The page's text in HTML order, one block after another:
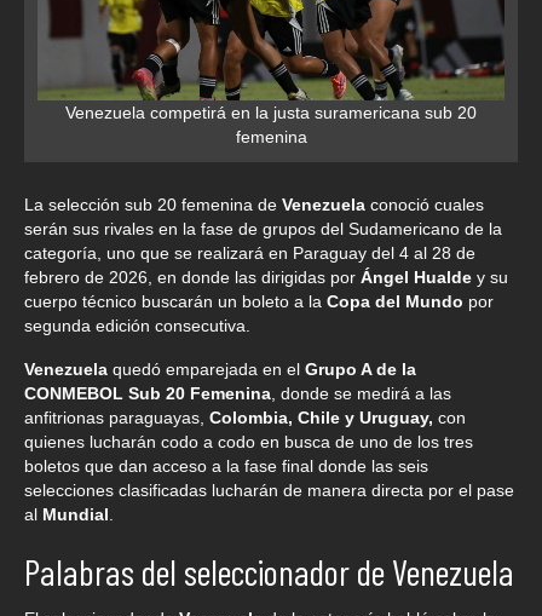
Venezuela competirá en la justa suramericana sub 20
femenina
La selección sub 20 femenina de Venezuela conoció cuales
serán sus rivales en la fase de grupos del Sudamericano de la
categoría, uno que se realizará en Paraguay del 4 al 28 de
febrero de 2026, en donde las dirigidas por Ángel Hualde y su
cuerpo técnico buscarán un boleto a la Copa del Mundo por
segunda edición consecutiva.
Venezuela quedó emparejada en el Grupo A de la
CONMEBOL Sub 20 Femenina, donde se medirá a las
anfitrionas paraguayas, Colombia, Chile y Uruguay, con
quienes lucharán codo a codo en busca de uno de los tres
boletos que dan acceso a la fase final donde las seis
selecciones clasificadas lucharán de manera directa por el pase
al Mundial.
Palabras del seleccionador de Venezuela